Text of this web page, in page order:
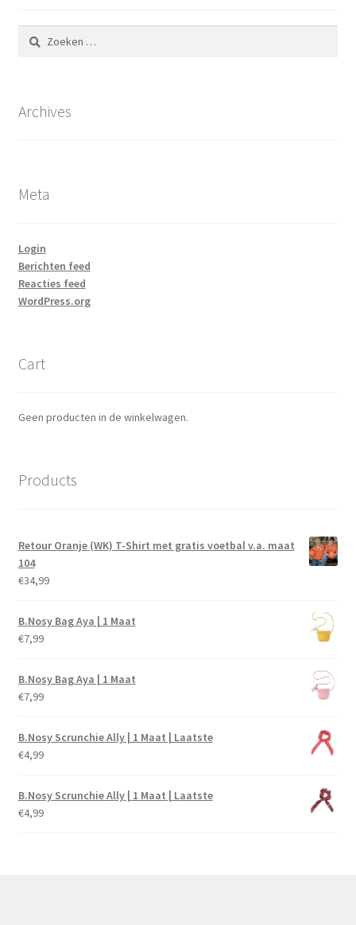
Zoeken
naar:
Archives
Meta
Login
Berichten feed
Reacties feed
WordPress.org
Cart
Geen producten in de winkelwagen.
Products
Retour Oranje (WK) T-Shirt met gratis voetbal v.a. maat
104
€34,99
B.Nosy Bag Aya | 1 Maat
€7,99
B.Nosy Bag Aya | 1 Maat
€7,99
B.Nosy Scrunchie Ally | 1 Maat | Laatste
€4,99
B.Nosy Scrunchie Ally | 1 Maat | Laatste
€4,99